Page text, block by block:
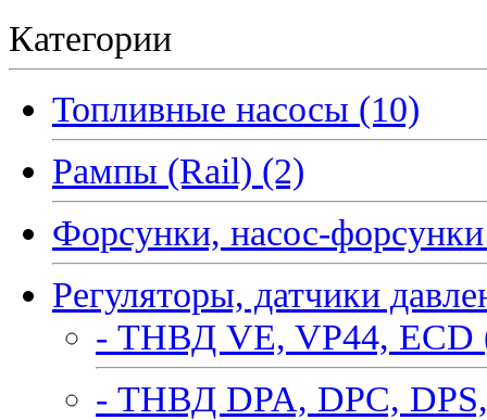
Категории
Топливные насосы (10)
Рампы (Rail) (2)
Форсунки, насос-
Регуляторы, датчики
- ТНВД VE, VP44, ECD
- ТНВД DPA, DPC,